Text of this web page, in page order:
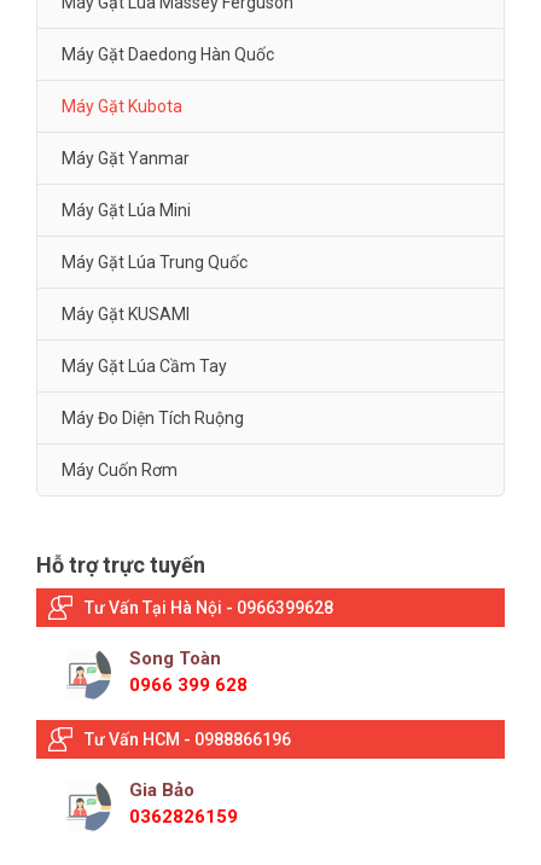
Máy Gặt Daedong Hàn Quốc
Máy Gặt Kubota
Máy Gặt Yanmar
Máy Gặt Lúa Mini
Máy Gặt Lúa Trung Quốc
Máy Gặt KUSAMI
Máy Gặt Lúa Cầm Tay
Máy Đo Diện Tích Ruộng
Máy Cuốn Rơm
Hỗ trợ trực tuyến
Tư Vấn Tại Hà Nội - 0966399628
Song Toàn
0966 399 628
Tư Vấn HCM - 0988866196
Gia Bảo
0362826159